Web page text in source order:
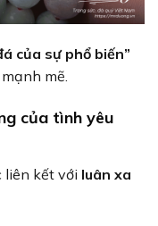
của sự phổ biến”
mẽ.
của tình yêu
liên kết với luân xa